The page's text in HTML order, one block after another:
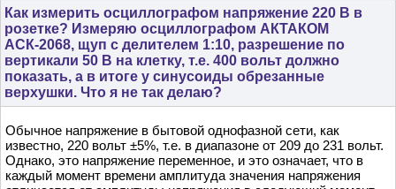
Как измерить осциллографом напряжение 220 В в
розетке? Измеряю осциллографом АКТАКОМ
АСК-2068, щуп с делителем 1:10, разрешение по
вертикали 50 В на клетку, т.е. 400 вольт должно
показать, а в итоге у синусоиды обрезанные
верхушки. Что я не так делаю?
Обычное напряжение в бытовой однофазной сети, как
известно, 220 вольт ±5%, т.е. в диапазоне от 209 до 231 вольт.
Однако, это напряжение переменное, и это означает, что в
каждый момент времени амплитуда значения напряжения